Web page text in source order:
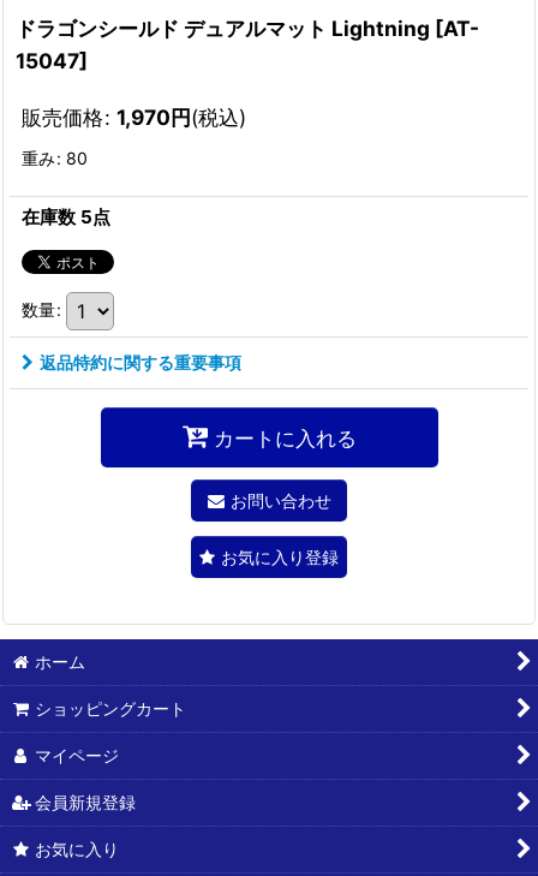
ドラゴンシールド デュアルマット Lightning [AT-
15047]
販売価格: 1,970円(税込)
重み: 80
在庫数 5点
数量:
返品特約に関する重要事項
カートに入れる
お問い合わせ
お気に入り登録
ホーム
ショッピングカート
マイページ
会員新規登録
お気に入り